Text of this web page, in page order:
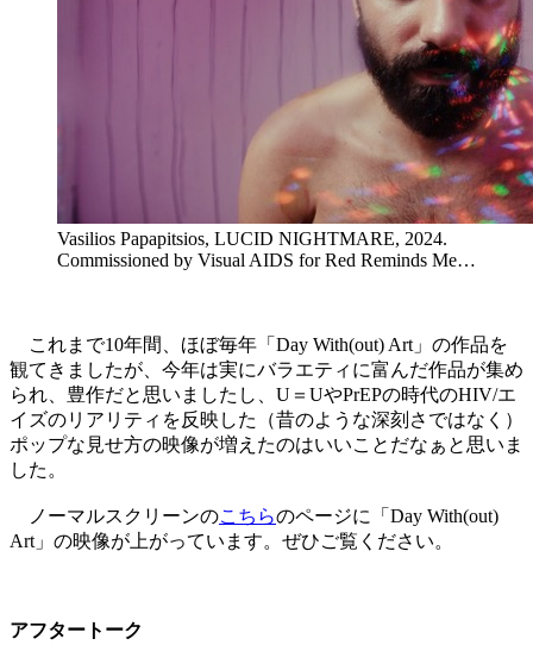
Vasilios Papapitsios, LUCID NIGHTMARE, 2024.
Commissioned by Visual AIDS for Red Reminds Me…
これまで10年間、ほぼ毎年「Day With(out) Art」の作品を
観てきましたが、今年は実にバラエティに富んだ作品が集め
られ、豊作だと思いましたし、U＝UやPrEPの時代のHIV/エ
イズのリアリティを反映した（昔のような深刻さではなく）
ポップな見せ方の映像が増えたのはいいことだなぁと思いま
した。
ノーマルスクリーンのこちらのページに「Day With(out)
Art」の映像が上がっています。ぜひご覧ください。
アフタートーク